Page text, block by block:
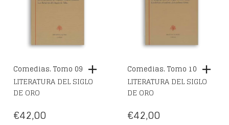
Comedias. Tomo 09
LITERATURA DEL SIGLO
DE ORO
€42,00
Comedias. Tomo 10
LITERATURA DEL SIGLO
DE ORO
€42,00